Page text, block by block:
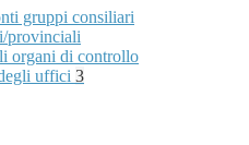
gruppi consiliari
provinciali
organi di controllo
uffici 3